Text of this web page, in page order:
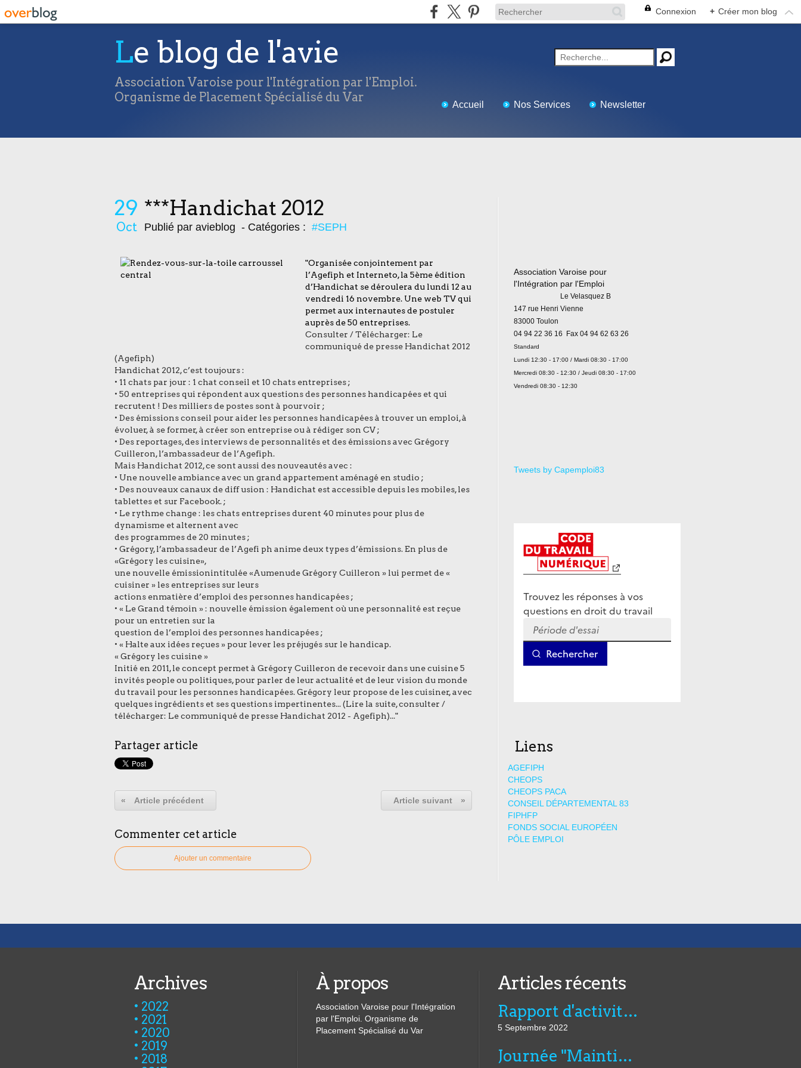
Connexion + Créer mon blog
Le blog de l'avie
Association Varoise pour l'Intégration par l'Emploi.
Organisme de Placement Spécialisé du Var
Accueil Nos Services Newsletter
29
Oct
***Handichat 2012
Publié par avieblog - Catégories : #SEPH
"Organisée conjointement par
l’Agefiph et Interneto, la 5ème édition
d’Handichat se déroulera du lundi 12 au
vendredi 16 novembre. Une web TV qui
permet aux internautes de postuler
auprès de 50 entreprises.
Consulter / Télécharger: Le
communiqué de presse Handichat 2012
(Agefiph)
Handichat 2012, c’est toujours :
• 11 chats par jour : 1 chat conseil et 10 chats entreprises ;
• 50 entreprises qui répondent aux questions des personnes handicapées et qui
recrutent ! Des milliers de postes sont à pourvoir ;
• Des émissions conseil pour aider les personnes handicapéesà trouver un emploi, à
évoluer, à se former, à créer son entreprise ou à rédiger son CV ;
• Des reportages, des interviews de personnalités et des émissionsavec Grégory
Cuilleron, l’ambassadeur de l’Agefiph.
Mais Handichat 2012, ce sont aussi des nouveautés avec :
• Une nouvelle ambiance avec un grand appartement aménagé en studio ;
• Des nouveaux canaux de diff usion : Handichat est accessible depuis les mobiles, les
tablettes et sur Facebook. ;
• Le rythme change : les chats entreprises durent 40 minutes pour plus de
dynamisme et alternent avec
des programmes de 20 minutes ;
• Grégory, l’ambassadeur de l’Agefi ph anime deux types d’émissions. En plus de
«Grégory les cuisine»,
une nouvelle émissionintitulée «Aumenude Grégory Cuilleron » lui permet de «
cuisiner » les entreprises sur leurs
actions enmatière d’emploi des personnes handicapées ;
• « Le Grand témoin » : nouvelle émission également où une personnalité est reçue
pour un entretien sur la
question de l’emploi des personnes handicapées ;
• « Halte aux idées reçues » pour lever les préjugés sur le handicap.
« Grégory les cuisine »
Initié en 2011, le concept permet à Grégory Cuilleron de recevoir dans une cuisine 5
invités people ou politiques, pour parler de leur actualité et de leur vision du monde
du travail pour les personnes handicapées. Grégory leur propose de les cuisiner, avec
quelques ingrédients et ses questions impertinentes... (Lire la suite, consulter /
télécharger: Le communiqué de presse Handichat 2012 - Agefiph)..."
Partager article
« Article précédent Article suivant »
Commenter cet article
Ajouter un commentaire
Association Varoise pour
l'Intégration par l'Emploi
Le Velasquez B
147 rue Henri Vienne
83000 Toulon
04 94 22 36 16 Fax 04 94 62 63 26
Standard
Lundi 12:30 - 17:00 / Mardi 08:30 - 17:00
Mercredi 08:30 - 12:30 / Jeudi 08:30 - 17:00
Vendredi 08:30 - 12:30
Tweets by Capemploi83
Liens
AGEFIPH
CHEOPS
CHEOPS PACA
CONSEIL DÉPARTEMENTAL 83
FIPHFP
FONDS SOCIAL EUROPÉEN
PÔLE EMPLOI
Archives
2022
2021
2020
2019
2018
À propos
Association Varoise pour l'Intégration
par l'Emploi. Organisme de
Placement Spécialisé du Var
Articles récents
Rapport d'activité de l'AVIE 2021
5 Septembre 2022
Journée "Maintien dans l’emploi, compensation et innovation technologique" du 07 juillet au CNFTP